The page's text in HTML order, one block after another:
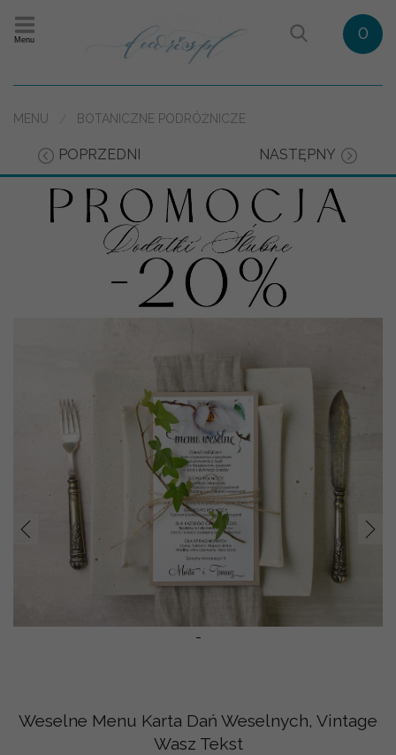
Menu 0
MENU BOTANICZNE PODRÓŻNICZE
POPRZEDNI NASTĘPNY
-
Prev
Weselne Menu Karta Dań Weselnych, Vintage
Wasz Tekst